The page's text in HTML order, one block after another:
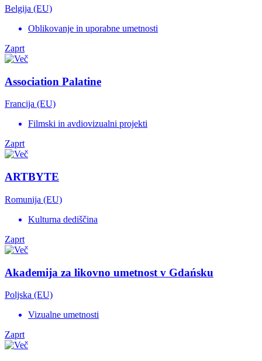
Belgija (EU)
Oblikovanje in uporabne umetnosti
Zaprt
Association Palatine
Francija (EU)
Filmski in avdiovizualni projekti
Zaprt
ARTBYTE
Romunija (EU)
Kulturna dediščina
Zaprt
Akademija za likovno umetnost v Gdańsku
Poljska (EU)
Vizualne umetnosti
Zaprt